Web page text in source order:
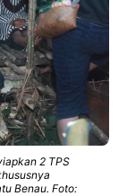
2 TPS
Benau. Foto: